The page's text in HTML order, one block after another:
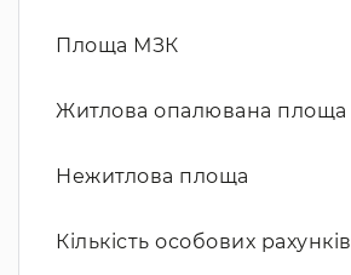
Площа МЗК
Житлова опалювана площа
Нежитлова площа
Кількість особових рахунків